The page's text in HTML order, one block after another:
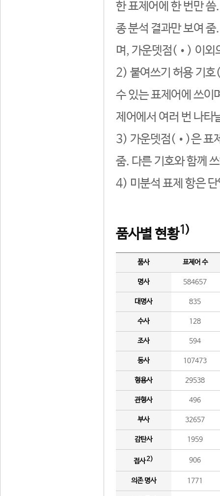
한 표제어에 한 번만
종 분석 결과만 보여
며, 가운뎃점(•) 이외
2) 붙여쓰기 허용 기호
수 있는 표제어에 쓰이
제어에서 여러 번 나타
3) 가운뎃점(•)은 표
줌. 다른 기호와 함께
4) 미분석 표제 항은
품사별 현황1)
품사 표제어 수
명사 584657
대명사 835
수사 128
조사 594
동사 107473
형용사 29538
관형사 496
부사 32657
감탄사 1959
접사2) 906
의존 명사 1771